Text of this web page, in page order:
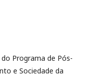
Programa de Pós-
e Sociedade da